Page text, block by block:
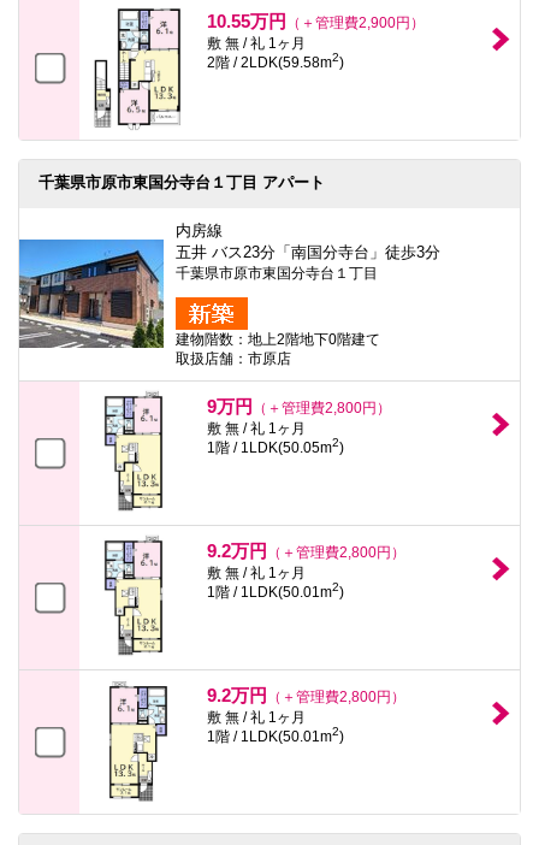
10.55万円
（＋管理費2,900円）
敷 無 / 礼 1ヶ月
2階 / 2LDK(59.58m2)
千葉県市原市東国分寺台１丁目 アパート
内房線
五井 バス23分「南国分寺台」徒歩3分
千葉県市原市東国分寺台１丁目
建物階数：地上2階地下0階建て
取扱店舗：市原店
9万円
（＋管理費2,800円）
敷 無 / 礼 1ヶ月
1階 / 1LDK(50.05m2)
9.2万円
（＋管理費2,800円）
敷 無 / 礼 1ヶ月
1階 / 1LDK(50.01m2)
9.2万円
（＋管理費2,800円）
敷 無 / 礼 1ヶ月
1階 / 1LDK(50.01m2)